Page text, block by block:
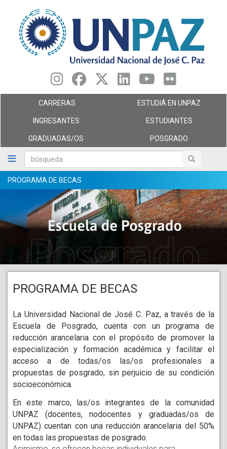
contenido
principal
búsqueda búsqueda
CARRERAS ESTUDIÁ EN UNPAZ
INGRESANTES ESTUDIANTES
GRADUADAS/OS POSGRADO
PROGRAMA DE BECAS
PROGRAMA DE BECAS
La Universidad Nacional de José C. Paz, a través de la
Escuela de Posgrado, cuenta con un programa de
reducción arancelaria con el propósito de promover la
especialización y formación académica y facilitar el
acceso a de todas/os las/os profesionales a
propuestas de posgrado, sin perjuicio de su condición
socioeconómica.
En este marco, las/os integrantes de la comunidad
UNPAZ (docentes, nodocentes y graduadas/os de
UNPAZ) cuentan con una reducción arancelaria del 50%
en todas las propuestas de posgrado.